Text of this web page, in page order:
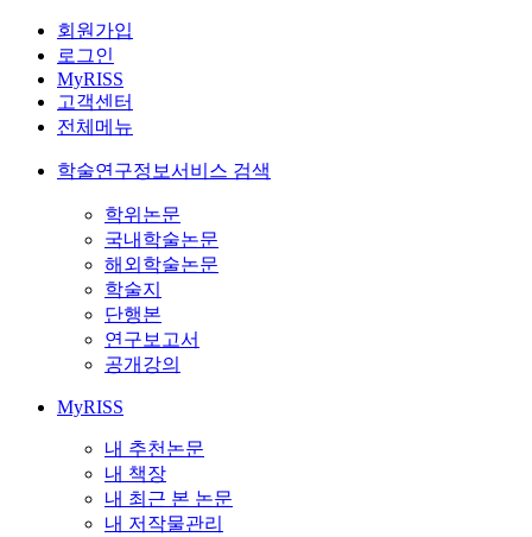
회원가입
로그인
MyRISS
고객센터
전체메뉴
학술연구정보서비스 검색
학위논문
국내학술논문
해외학술논문
학술지
단행본
연구보고서
공개강의
MyRISS
내 추천논문
내 책장
내 최근 본 논문
내 저작물관리